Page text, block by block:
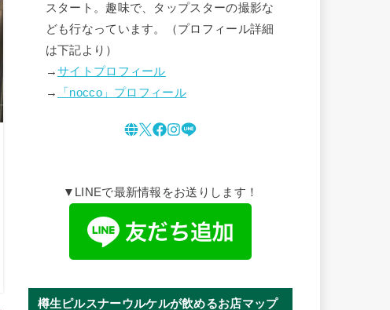
スタート。趣味で、タップスターの撮影な
ども行なっています。（プロフィール詳細
は下記より）
→サイトプロフィール
→
「nocco」プロフィール
▼LINEで最新情報をお送りします！
樽生ピルスナーウルケルが飲めるお店マップ